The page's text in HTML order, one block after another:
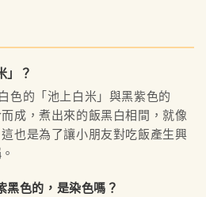
」？
色的「池上白米」與黑紫色的
而成，煮出來的飯黑白相間，就像
也是為了讓小朋友對吃飯產生興
黑色的，是染色嗎？